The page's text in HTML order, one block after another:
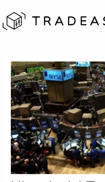
contenido
de
entradas